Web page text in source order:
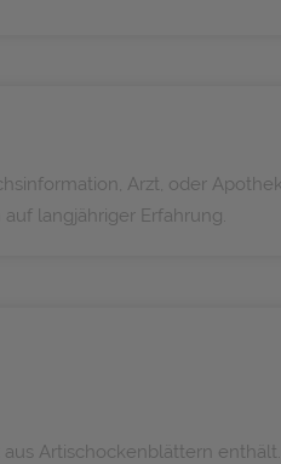
Arzt, oder
langjähriger Erfahrung.
Artischockenblättern enthält.